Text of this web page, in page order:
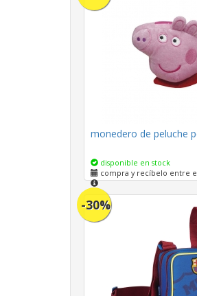
monedero de peluche
disponible en stock
compra y recíbelo entre
-30%